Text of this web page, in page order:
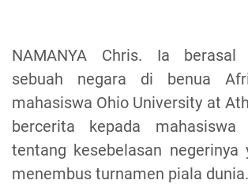
NAMANYA Chris. Ia berasal
sebuah negara di benua
mahasiswa Ohio University at
bercerita kepada mahasiswa
tentang kesebelasan negerinya
menembus turnamen piala dunia.